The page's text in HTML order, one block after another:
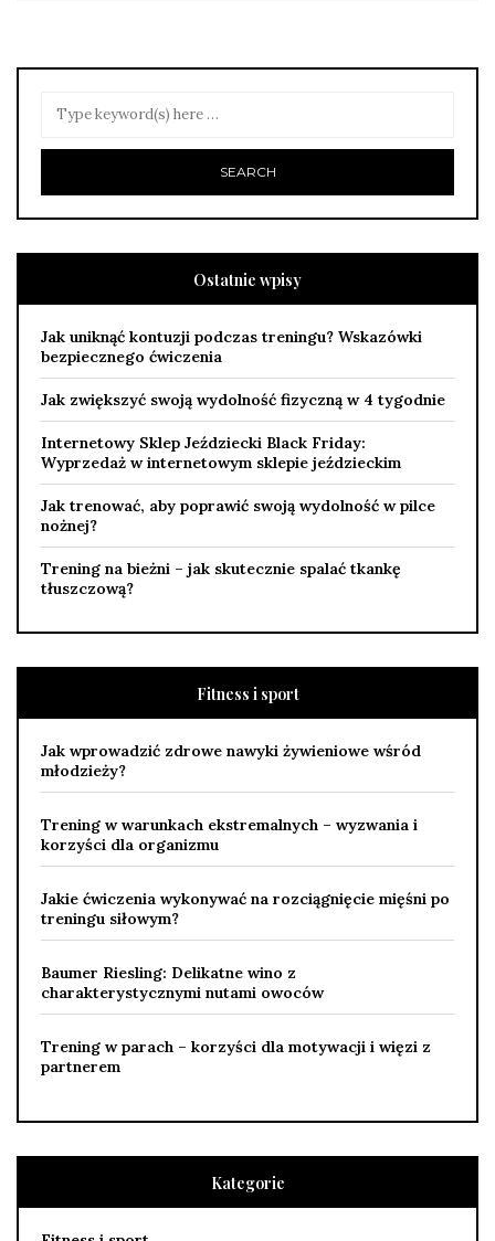
Ostatnie wpisy
Jak uniknąć kontuzji podczas treningu? Wskazówki
bezpiecznego ćwiczenia
Jak zwiększyć swoją wydolność fizyczną w 4 tygodnie
Internetowy Sklep Jeździecki Black Friday:
Wyprzedaż w internetowym sklepie jeździeckim
Jak trenować, aby poprawić swoją wydolność w pilce
nożnej?
Trening na bieżni – jak skutecznie spalać tkankę
tłuszczową?
Fitness i sport
Jak wprowadzić zdrowe nawyki żywieniowe wśród
młodzieży?
Trening w warunkach ekstremalnych – wyzwania i
korzyści dla organizmu
Jakie ćwiczenia wykonywać na rozciągnięcie mięśni po
treningu siłowym?
Baumer Riesling: Delikatne wino z
charakterystycznymi nutami owoców
Trening w parach – korzyści dla motywacji i więzi z
partnerem
Kategorie